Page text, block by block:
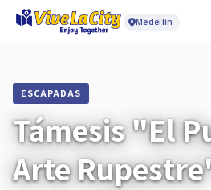
Medellín
ESCAPADAS
Támesis "El
Arte